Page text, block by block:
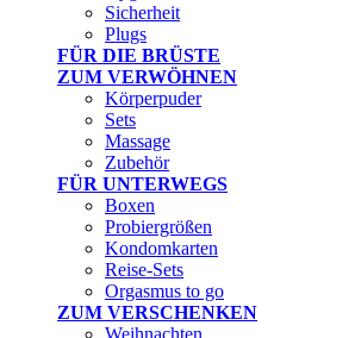
Sicherheit
Plugs
FÜR DIE BRÜSTE
ZUM VERWÖHNEN
Körperpuder
Sets
Massage
Zubehör
FÜR UNTERWEGS
Boxen
Probiergrößen
Kondomkarten
Reise-Sets
Orgasmus to go
ZUM VERSCHENKEN
Weihnachten